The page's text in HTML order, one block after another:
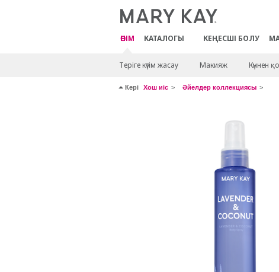
ӨНІМ КАТАЛОГЫ КЕҢЕСШІ БОЛУ
Теріге күтім жасау Макияж Күннен
Кері Хош иіс Әйелдер коллекциясы